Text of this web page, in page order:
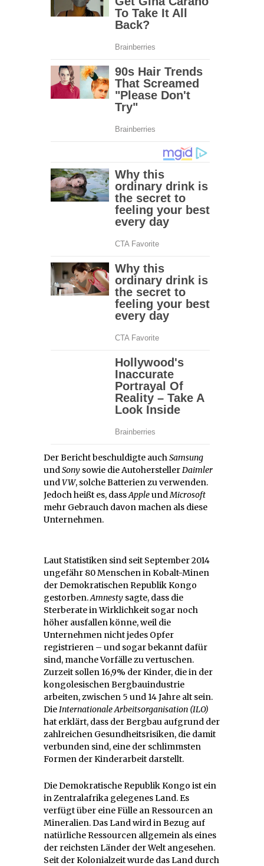
Der Bericht beschuldigte auchSamsung
undSony sowie die AutoherstellerDaimler
undVW, solche Batterien zu verwenden.
Jedoch heißt es, dassAppleundMicrosoft
mehr Gebrauch davon machen als diese
Unternehmen.
Laut Statistiken sind seit September 2014
ungefähr 80 Menschen in Kobalt-Minen
der Demokratischen Republik Kongo
gestorben.Amnesty sagte, dass die
Sterberate in Wirklichkeit sogar noch
höher ausfallen könne, weil die
Unternehmen nicht jedes Opfer
registrieren – und sogar bekannt dafür
sind, manche Vorfälle zu vertuschen.
Zurzeit sollen 16,9% der Kinder, die in der
kongolesischen Bergbauindustrie
arbeiten, zwischen 5 und 14 Jahre alt sein.
DieInternationale Arbeitsorganisation (ILO)
hat erklärt, dass der Bergbau aufgrund der
zahlreichen Gesundheitsrisiken, die damit
verbunden sind, eine der schlimmsten
Formen der Kinderarbeit darstellt.
Die Demokratische Republik Kongo ist ein
in Zentralafrika gelegenes Land. Es
verfügt über eine Fülle an Ressourcen an
Mineralien. Das Land wird in Bezug auf
natürliche Ressourcen allgemein als eines
der reichsten Länder der Welt angesehen.
Seit der Kolonialzeit wurde das Land durch